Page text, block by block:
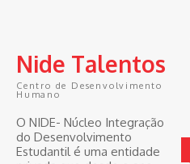
Nide Talentos
Centro de Desenvolvimento
Humano
O NIDE- Núcleo Integração
do Desenvolvimento
Estudantil é uma entidade